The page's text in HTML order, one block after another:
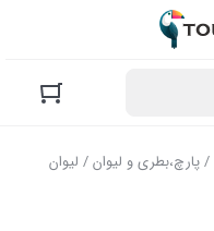
/پارچ،بطری و لیوان/ لیوان